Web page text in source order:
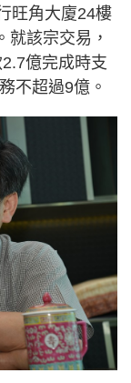
旺角大廈24樓
就該宗交易，
億完成時支
不超過9億。